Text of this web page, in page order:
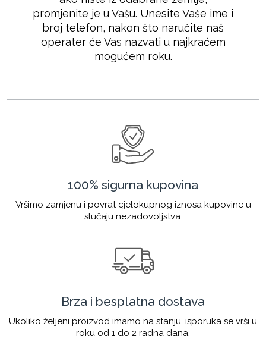
promjenite je u Vašu. Unesite Vaše ime i
broj telefon, nakon što naručite naš
operater će Vas nazvati u najkraćem
mogućem roku.
100% sigurna kupovina
Vršimo zamjenu i povrat cjelokupnog iznosa kupovine u
slučaju nezadovoljstva.
Brza i besplatna dostava
Ukoliko željeni proizvod imamo na stanju, isporuka se vrši u
roku od 1 do 2 radna dana.